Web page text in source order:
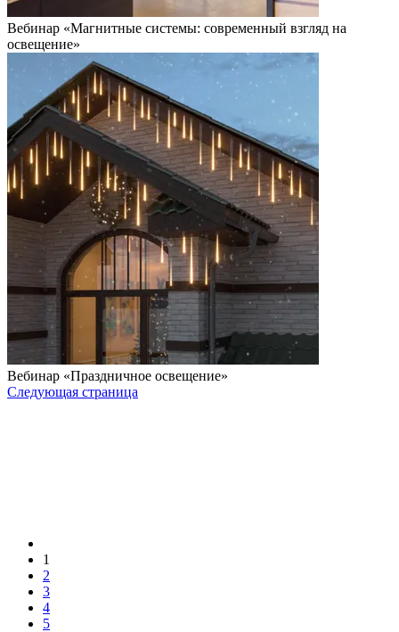
Вебинар «Магнитные системы: современный взгляд на
освещение»
Вебинар «Праздничное освещение»
Следующая страница
1
2
3
4
5